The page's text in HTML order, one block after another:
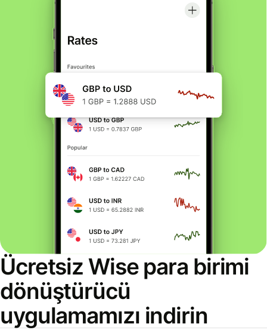
Ücretsiz Wise para birimi
dönüştürücü
uygulamamızı indirin